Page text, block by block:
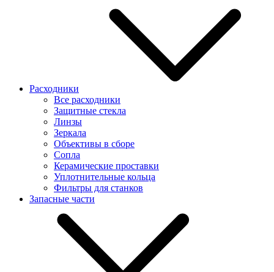
Расходники
Все расходники
Защитные стекла
Линзы
Зеркала
Объективы в сборе
Сопла
Керамические проставки
Уплотнительные кольца
Фильтры для станков
Запасные части